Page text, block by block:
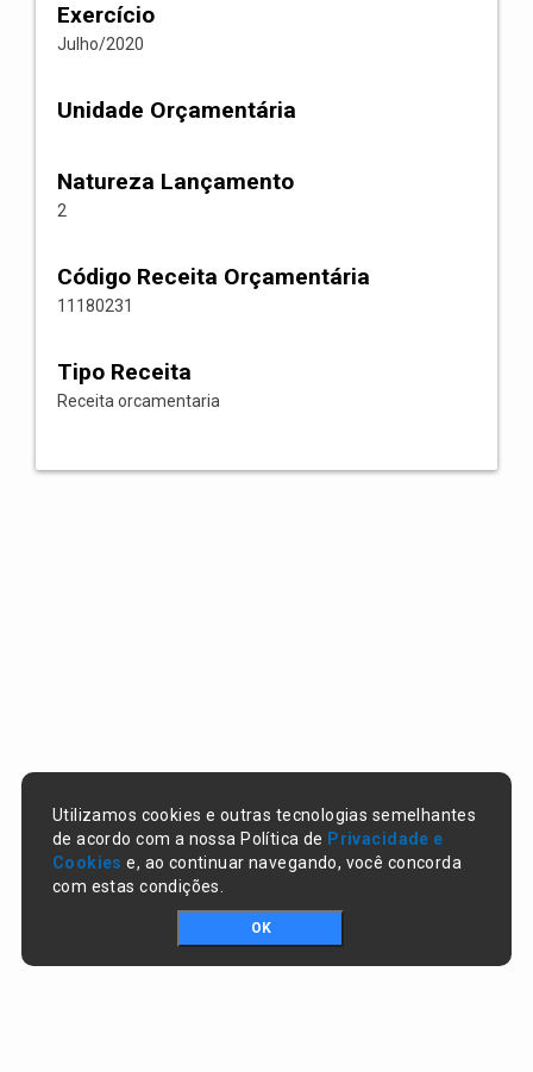
Exercício
Julho/2020
Unidade Orçamentária
Natureza Lançamento
2
Código Receita Orçamentária
11180231
Tipo Receita
Receita orcamentaria
Utilizamos cookies e outras tecnologias semelhantes
de acordo com a nossa Política de Privacidade e
Cookies e, ao continuar navegando, você concorda
com estas condições.
OK